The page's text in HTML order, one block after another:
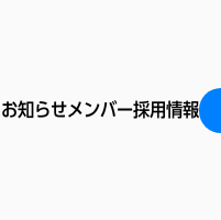
お知らせメンバー採用情報